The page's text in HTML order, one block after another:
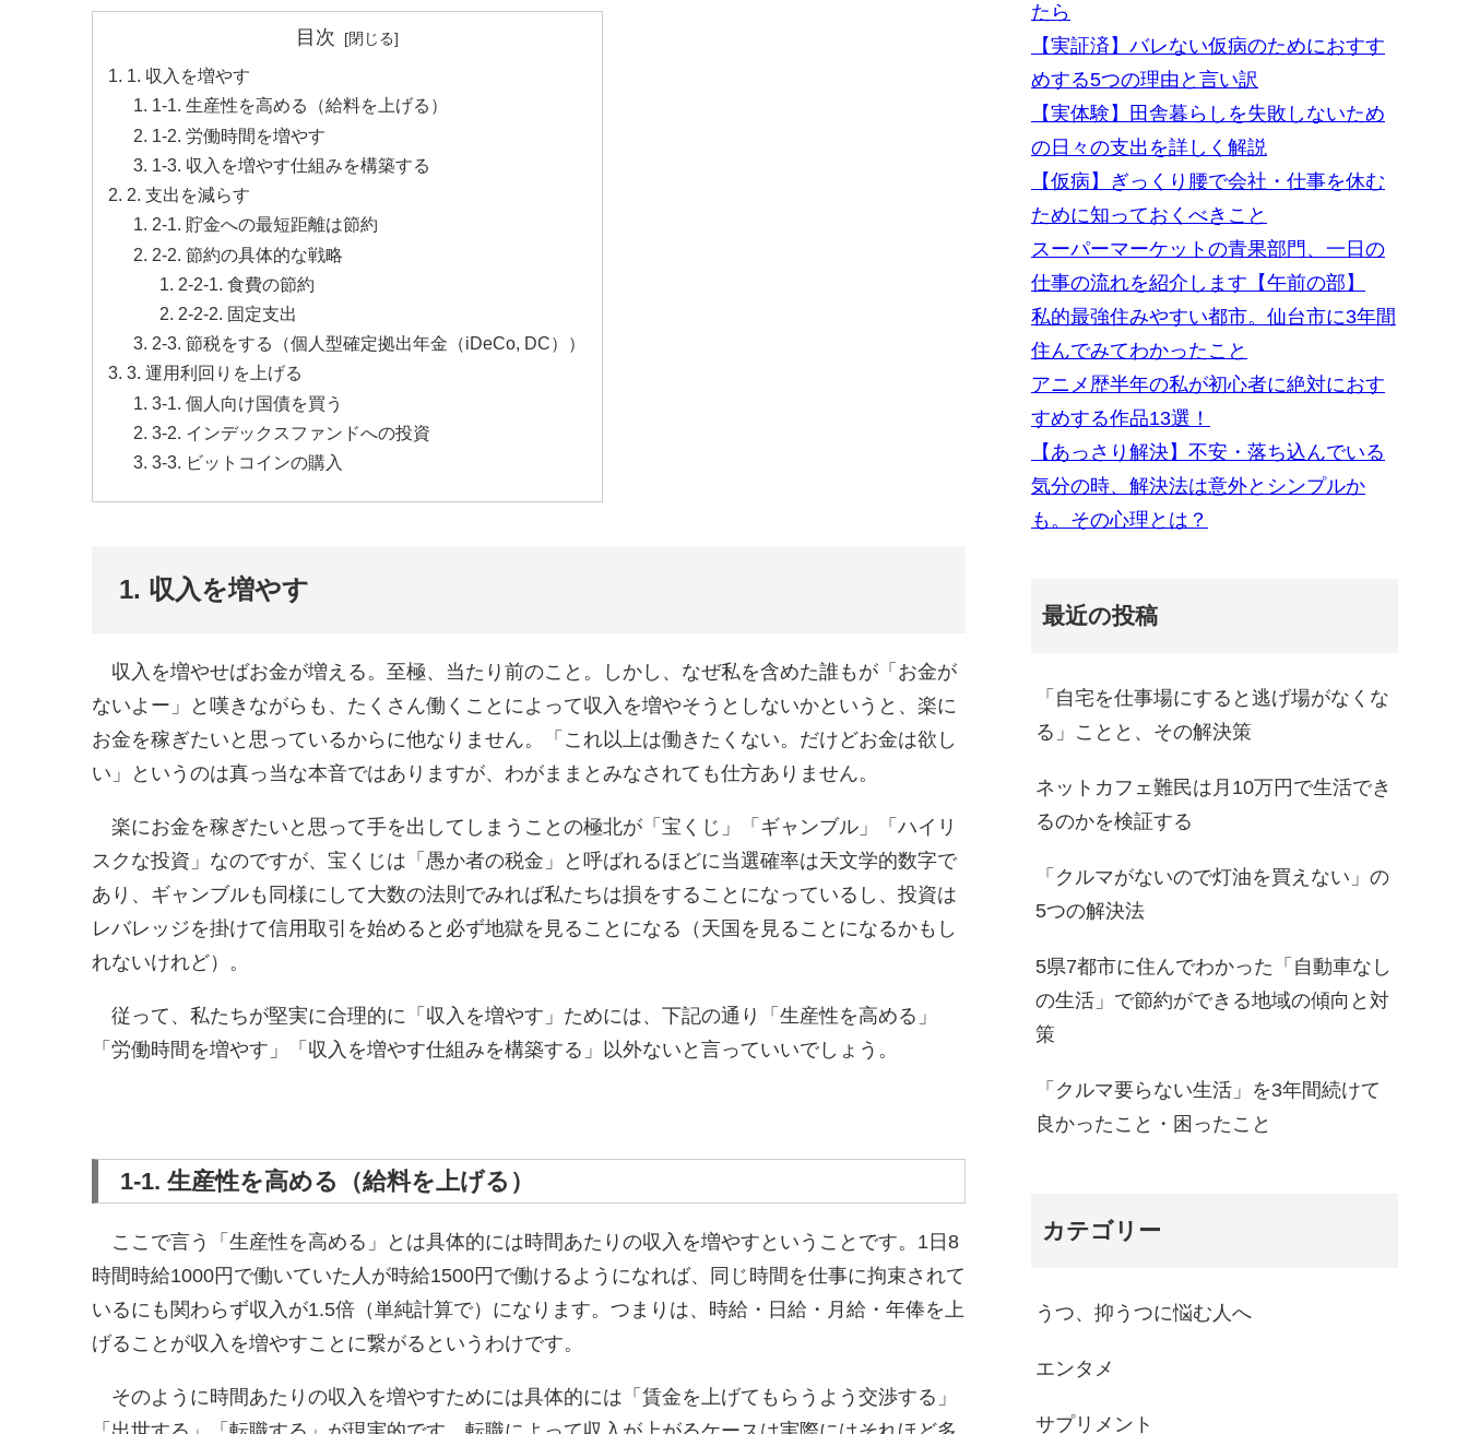
目次
1. 収入を増やす
1-1. 生産性を高める（給料を上げる）
1-2. 労働時間を増やす
1-3. 収入を増やす仕組みを構築する
2. 支出を減らす
2-1. 貯金への最短距離は節約
2-2. 節約の具体的な戦略
2-2-1. 食費の節約
2-2-2. 固定支出
2-3. 節税をする（個人型確定拠出年金（iDeCo, DC））
3. 運用利回りを上げる
3-1. 個人向け国債を買う
3-2. インデックスファンドへの投資
3-3. ビットコインの購入
1. 収入を増やす
収入を増やせばお金が増える。至極、当たり前のこと。しかし、なぜ私を含めた誰もが「お金が
ないよー」と嘆きながらも、たくさん働くことによって収入を増やそうとしないかというと、楽に
お金を稼ぎたいと思っているからに他なりません。「これ以上は働きたくない。だけどお金は欲し
い」というのは真っ当な本音ではありますが、わがままとみなされても仕方ありません。
楽にお金を稼ぎたいと思って手を出してしまうことの極北が「宝くじ」「ギャンブル」「ハイリ
スクな投資」なのですが、宝くじは「愚か者の税金」と呼ばれるほどに当選確率は天文学的数字で
あり、ギャンブルも同様にして大数の法則でみれば私たちは損をすることになっているし、投資は
レバレッジを掛けて信用取引を始めると必ず地獄を見ることになる（天国を見ることになるかもし
れないけれど）。
従って、私たちが堅実に合理的に「収入を増やす」ためには、下記の通り「生産性を高める」
「労働時間を増やす」「収入を増やす仕組みを構築する」以外ないと言っていいでしょう。
1-1. 生産性を高める（給料を上げる）
ここで言う「生産性を高める」とは具体的には時間あたりの収入を増やすということです。1日8
時間時給1000円で働いていた人が時給1500円で働けるようになれば、同じ時間を仕事に拘束されて
いるにも関わらず収入が1.5倍（単純計算で）になります。つまりは、時給・日給・月給・年俸を上
げることが収入を増やすことに繋がるというわけです。
そのように時間あたりの収入を増やすためには具体的には「賃金を上げてもらうよう交渉する」
たら
【実証済】バレない仮病のためにおすす
めする5つの理由と言い訳
【実体験】田舎暮らしを失敗しないため
の日々の支出を詳しく解説
【仮病】ぎっくり腰で会社・仕事を休む
ために知っておくべきこと
スーパーマーケットの青果部門、一日の
仕事の流れを紹介します【午前の部】
私的最強住みやすい都市。仙台市に3年間
住んでみてわかったこと
アニメ歴半年の私が初心者に絶対におす
すめする作品13選！
【あっさり解決】不安・落ち込んでいる
気分の時、解決法は意外とシンプルか
も。その心理とは？
最近の投稿
「自宅を仕事場にすると逃げ場がなくな
る」ことと、その解決策
ネットカフェ難民は月10万円で生活でき
るのかを検証する
「クルマがないので灯油を買えない」の
5つの解決法
5県7都市に住んでわかった「自動車なし
の生活」で節約ができる地域の傾向と対
策
「クルマ要らない生活」を3年間続けて
良かったこと・困ったこと
カテゴリー
うつ、抑うつに悩む人へ
エンタメ
サプリメント